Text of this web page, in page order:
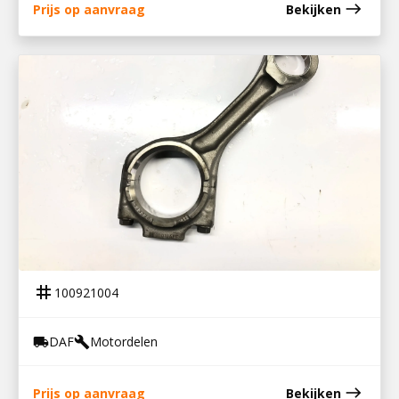
Prijs op aanvraag Bekijken east
tag 100921004
local_shippingDAFbuildMotordelen
Prijs op aanvraag Bekijken east